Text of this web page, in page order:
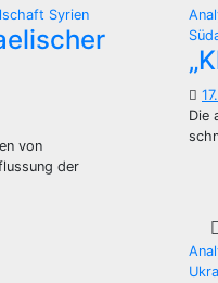
Syrien
von
der
Die